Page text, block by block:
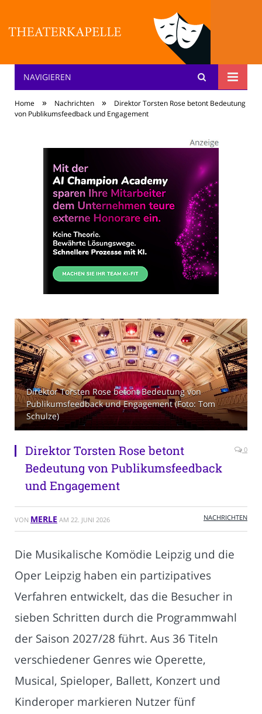
Theater: [KA] :pelle
NAVIGIEREN
Home » Nachrichten »
Direktor Torsten Rose betont Bedeutung
von Publikumsfeedback und Engagement
Direktor Torsten Rose betont Bedeutung von
Publikumsfeedback und Engagement (Foto: Tom
Schulze)
Direktor Torsten Rose betont
Bedeutung von Publikumsfeedback
und Engagement
0
VON MERLE AM 22. JUNI 2026 NACHRICHTEN
Die Musikalische Komödie Leipzig und die
Oper Leipzig haben ein partizipatives
Verfahren entwickelt, das die Besucher in
sieben Schritten durch die Programmwahl
der Saison 2027/28 führt. Aus 36 Titeln
verschiedener Genres wie Operette,
Musical, Spieloper, Ballett, Konzert und
Kinderoper markieren Nutzer fünf